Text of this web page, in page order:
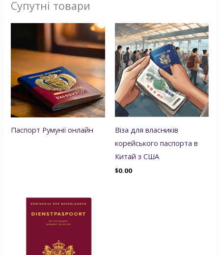
Супутні товари
Паспорт Румунії онлайн
Віза для власників
корейського паспорта в
Китай з США
$0.00